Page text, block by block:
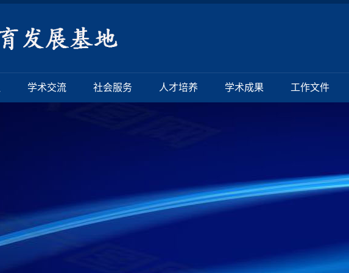
学术交流 社会服务 人才培养 学术成果 工作文件